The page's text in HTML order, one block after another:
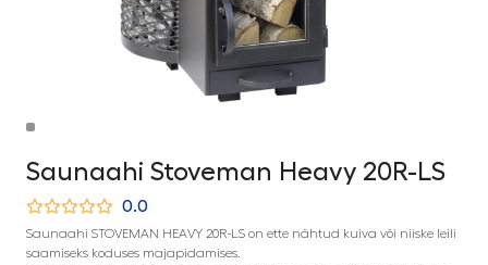
Saunaahi Stoveman Heavy 20R-LS
0.0
Saunaahi STOVEMAN HEAVY 20R-LS on ette nähtud kuiva või niiske leili
saamiseks koduses majapidamises.